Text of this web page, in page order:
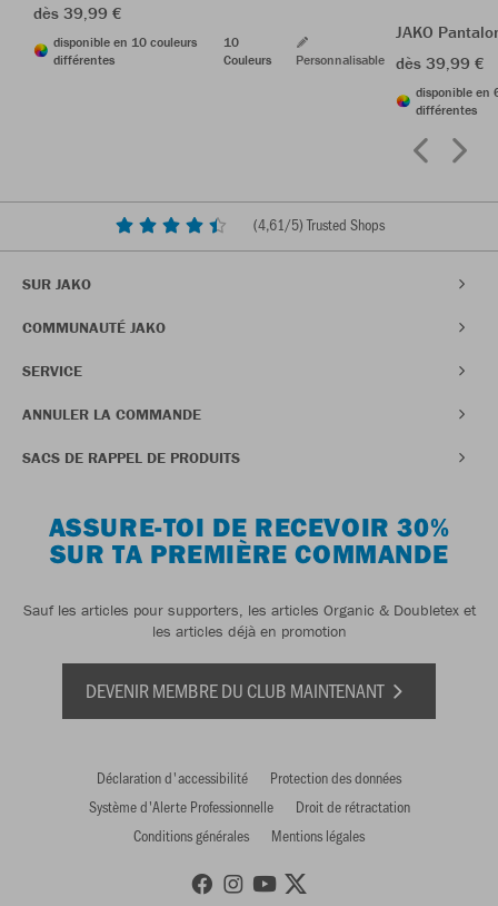
dès 39,99 €
disponible en 10 couleurs
différentes
10
Couleurs
Personnalisable
JAKO
dès 39,99 €
disponible en
différentes
(4,61/5) Trusted Shops
SUR JAKO
COMMUNAUTÉ JAKO
SERVICE
ANNULER LA COMMANDE
SACS DE RAPPEL DE PRODUITS
ASSURE-TOI DE RECEVOIR 30%
SUR TA PREMIÈRE COMMANDE
Sauf les articles pour supporters, les articles Organic & Doubletex et
les articles déjà en promotion
DEVENIR MEMBRE DU CLUB MAINTENANT
Déclaration d'accessibilité
Protection des données
Système d'Alerte Professionnelle
Droit de rétractation
Conditions générales
Mentions légales